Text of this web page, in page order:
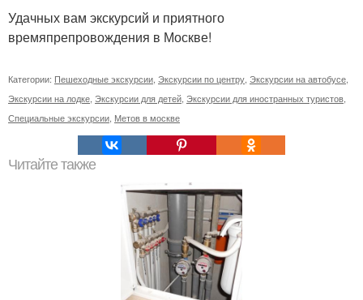
Удачных вам экскурсий и приятного
времяпрепровождения в Москве!
Категории: Пешеходные экскурсии Экскурсии по центру Экскурсии на автобусе
Экскурсии на лодке Экскурсии для детей Экскурсии для иностранных туристов
Специальные экскурсии Метов в москве
Читайте также